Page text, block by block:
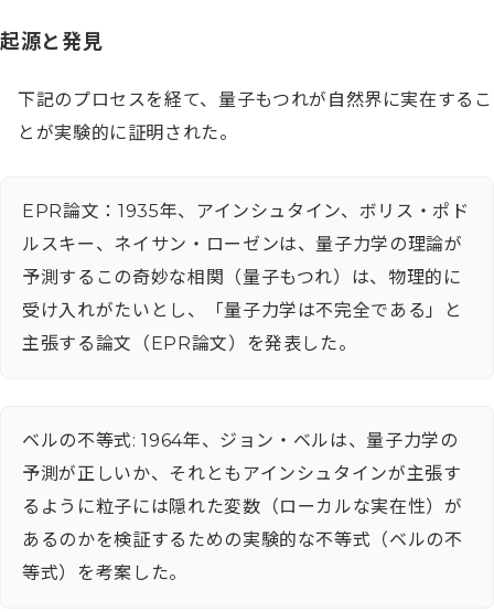
起源と発見
下記のプロセスを経て、量子もつれが自然界に実在するこ
とが実験的に証明された。
EPR論文：1935年、アインシュタイン、ボリス・ポド
ルスキー、ネイサン・ローゼンは、量子力学の理論が
予測するこの奇妙な相関（量子もつれ）は、物理的に
受け入れがたいとし、「量子力学は不完全である」と
主張する論文（EPR論文）を発表した。
ベルの不等式: 1964年、ジョン・ベルは、量子力学の
予測が正しいか、それともアインシュタインが主張す
るように粒子には隠れた変数（ローカルな実在性）が
あるのかを検証するための実験的な不等式（ベルの不
等式）を考案した。